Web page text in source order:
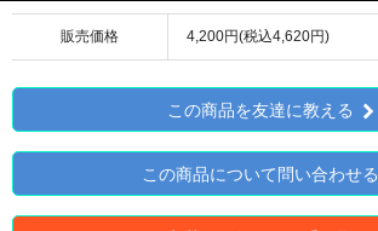
販売価格 4,200円(税込4,620円)
この商品を友達に教える
この商品について問い合わせる